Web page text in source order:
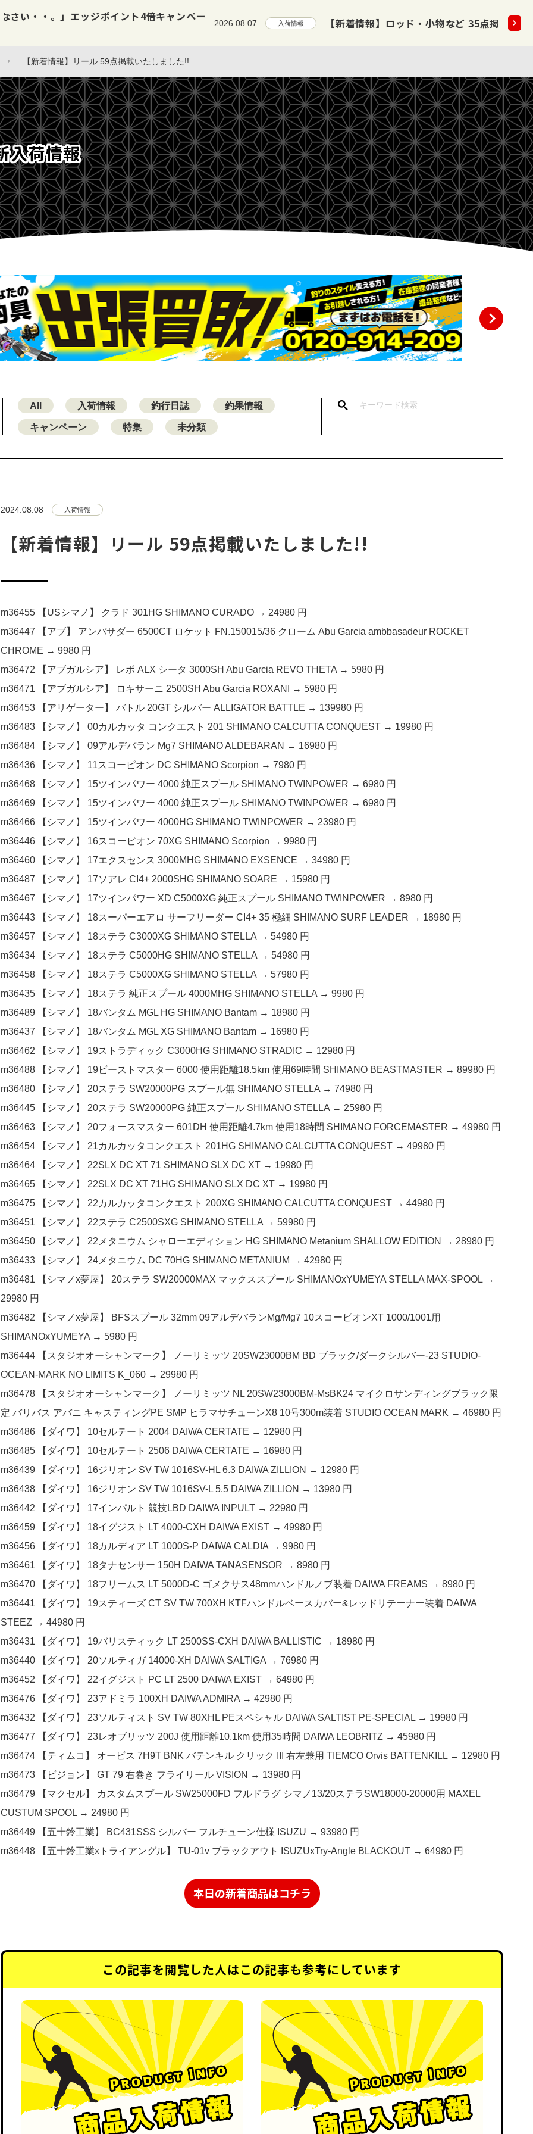
2026.08.07 入荷情報 【新着情報】ロッド・小物など 35点掲載いたしました!!
【新着情報】リール 59点掲載いたしました!!
入荷情報
All 入荷情報 釣行日誌 釣果情報
キャンペーン 特集 未分類
2024.08.08 入荷情報
【新着情報】リール 59点掲載いたしました!!
m36455 【USシマノ】 クラド 301HG SHIMANO CURADO → 24980 円
m36447 【アブ】 アンバサダー 6500CT ロケット FN.150015/36 クローム Abu Garcia ambbasadeur ROCKET
CHROME → 9980 円
m36472 【アブガルシア】 レボ ALX シータ 3000SH Abu Garcia REVO THETA → 5980 円
m36471 【アブガルシア】 ロキサーニ 2500SH Abu Garcia ROXANI → 5980 円
m36453 【アリゲーター】 バトル 20GT シルバー ALLIGATOR BATTLE → 139980 円
m36483 【シマノ】 00カルカッタ コンクエスト 201 SHIMANO CALCUTTA CONQUEST → 19980 円
m36484 【シマノ】 09アルデバラン Mg7 SHIMANO ALDEBARAN → 16980 円
m36436 【シマノ】 11スコーピオン DC SHIMANO Scorpion → 7980 円
m36468 【シマノ】 15ツインパワー 4000 純正スプール SHIMANO TWINPOWER → 6980 円
m36469 【シマノ】 15ツインパワー 4000 純正スプール SHIMANO TWINPOWER → 6980 円
m36466 【シマノ】 15ツインパワー 4000HG SHIMANO TWINPOWER → 23980 円
m36446 【シマノ】 16スコーピオン 70XG SHIMANO Scorpion → 9980 円
m36460 【シマノ】 17エクスセンス 3000MHG SHIMANO EXSENCE → 34980 円
m36487 【シマノ】 17ソアレ CI4+ 2000SHG SHIMANO SOARE → 15980 円
m36467 【シマノ】 17ツインパワー XD C5000XG 純正スプール SHIMANO TWINPOWER → 8980 円
m36443 【シマノ】 18スーパーエアロ サーフリーダー CI4+ 35 極細 SHIMANO SURF LEADER → 18980 円
m36457 【シマノ】 18ステラ C3000XG SHIMANO STELLA → 54980 円
m36434 【シマノ】 18ステラ C5000HG SHIMANO STELLA → 54980 円
m36458 【シマノ】 18ステラ C5000XG SHIMANO STELLA → 57980 円
m36435 【シマノ】 18ステラ 純正スプール 4000MHG SHIMANO STELLA → 9980 円
m36489 【シマノ】 18バンタム MGL HG SHIMANO Bantam → 18980 円
m36437 【シマノ】 18バンタム MGL XG SHIMANO Bantam → 16980 円
m36462 【シマノ】 19ストラディック C3000HG SHIMANO STRADIC → 12980 円
m36488 【シマノ】 19ビーストマスター 6000 使用距離18.5km 使用69時間 SHIMANO BEASTMASTER → 89980 円
m36480 【シマノ】 20ステラ SW20000PG スプール無 SHIMANO STELLA → 74980 円
m36445 【シマノ】 20ステラ SW20000PG 純正スプール SHIMANO STELLA → 25980 円
m36463 【シマノ】 20フォースマスター 601DH 使用距離4.7km 使用18時間 SHIMANO FORCEMASTER → 49980 円
m36454 【シマノ】 21カルカッタコンクエスト 201HG SHIMANO CALCUTTA CONQUEST → 49980 円
m36464 【シマノ】 22SLX DC XT 71 SHIMANO SLX DC XT → 19980 円
m36465 【シマノ】 22SLX DC XT 71HG SHIMANO SLX DC XT → 19980 円
m36475 【シマノ】 22カルカッタコンクエスト 200XG SHIMANO CALCUTTA CONQUEST → 44980 円
m36451 【シマノ】 22ステラ C2500SXG SHIMANO STELLA → 59980 円
m36450 【シマノ】 22メタニウム シャローエディション HG SHIMANO Metanium SHALLOW EDITION → 28980 円
m36433 【シマノ】 24メタニウム DC 70HG SHIMANO METANIUM → 42980 円
m36481 【シマノx夢屋】 20ステラ SW20000MAX マックススプール SHIMANOxYUMEYA STELLA MAX-SPOOL →
29980 円
m36482 【シマノx夢屋】 BFSスプール 32mm 09アルデバランMg/Mg7 10スコーピオンXT 1000/1001用
SHIMANOxYUMEYA → 5980 円
m36444 【スタジオオーシャンマーク】 ノーリミッツ 20SW23000BM BD ブラック/ダークシルバー-23 STUDIO-
OCEAN-MARK NO LIMITS K_060 → 29980 円
m36478 【スタジオオーシャンマーク】 ノーリミッツ NL 20SW23000BM-MsBK24 マイクロサンディングブラック限
定 バリバス アバニ キャスティングPE SMP ヒラマサチューンX8 10号300m装着 STUDIO OCEAN MARK → 46980 円
m36486 【ダイワ】 10セルテート 2004 DAIWA CERTATE → 12980 円
m36485 【ダイワ】 10セルテート 2506 DAIWA CERTATE → 16980 円
m36439 【ダイワ】 16ジリオン SV TW 1016SV-HL 6.3 DAIWA ZILLION → 12980 円
m36438 【ダイワ】 16ジリオン SV TW 1016SV-L 5.5 DAIWA ZILLION → 13980 円
m36442 【ダイワ】 17インパルト 競技LBD DAIWA INPULT → 22980 円
m36459 【ダイワ】 18イグジスト LT 4000-CXH DAIWA EXIST → 49980 円
m36456 【ダイワ】 18カルディア LT 1000S-P DAIWA CALDIA → 9980 円
m36461 【ダイワ】 18タナセンサー 150H DAIWA TANASENSOR → 8980 円
m36470 【ダイワ】 18フリームス LT 5000D-C ゴメクサス48mmハンドルノブ装着 DAIWA FREAMS → 8980 円
m36441 【ダイワ】 19スティーズ CT SV TW 700XH KTFハンドルベースカバー&レッドリテーナー装着 DAIWA
STEEZ → 44980 円
m36431 【ダイワ】 19バリスティック LT 2500SS-CXH DAIWA BALLISTIC → 18980 円
m36440 【ダイワ】 20ソルティガ 14000-XH DAIWA SALTIGA → 76980 円
m36452 【ダイワ】 22イグジスト PC LT 2500 DAIWA EXIST → 64980 円
m36476 【ダイワ】 23アドミラ 100XH DAIWA ADMIRA → 42980 円
m36432 【ダイワ】 23ソルティスト SV TW 80XHL PEスペシャル DAIWA SALTIST PE-SPECIAL → 19980 円
m36477 【ダイワ】 23レオブリッツ 200J 使用距離10.1km 使用35時間 DAIWA LEOBRITZ → 45980 円
m36474 【ティムコ】 オービス 7H9T BNK バテンキル クリック III 右左兼用 TIEMCO Orvis BATTENKILL → 12980 円
m36473 【ビジョン】 GT 79 右巻き フライリール VISION → 13980 円
m36479 【マクセル】 カスタムスプール SW25000FD フルドラグ シマノ13/20ステラSW18000-20000用 MAXEL
CUSTUM SPOOL → 24980 円
m36449 【五十鈴工業】 BC431SSS シルバー フルチューン仕様 ISUZU → 93980 円
m36448 【五十鈴工業xトライアングル】 TU-01v ブラックアウト ISUZUxTry-Angle BLACKOUT → 64980 円
本日の新着商品はコチラ
この記事を閲覧した人はこの記事も参考にしています